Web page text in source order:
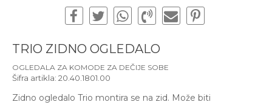
TRIO ZIDNO OGLEDALO
OGLEDALA ZA KOMODE ZA DEČIJE SOBE
Šifra artikla: 20.40.1801.00
Zidno ogledalo Trio montira se na zid. Može biti